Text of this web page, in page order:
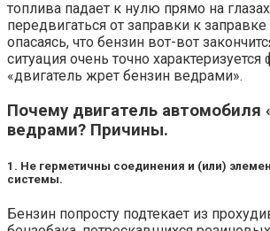
топлива падает к нулю прямо на
передвигаться от заправки к заправке
опасаясь, что бензин вот-вот
ситуация очень точно характеризуется
«двигатель жрет бензин ведрами».
Почему двигатель автомобиля
ведрами? Причины.
1. Не герметичны соединения и (или)
системы.
Бензин попросту подтекает из